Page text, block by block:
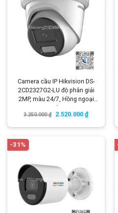
Camera cầu IP Hikvision DS-
2CD2327G2-LU độ phân giải
2MP, màu 24/7, Hồng ngoại
30m, có micro
3.250.000₫ 2.520.000 ₫
-31%